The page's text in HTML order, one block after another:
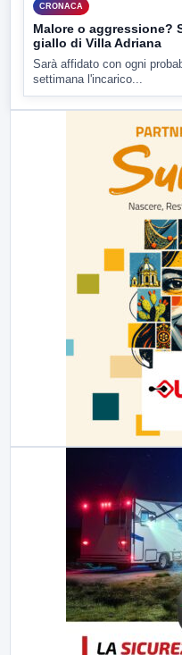
CRONACA
Malore o aggressione?
giallo di Villa Adriana
Sarà affidato con ogni
settimana l'incarico...